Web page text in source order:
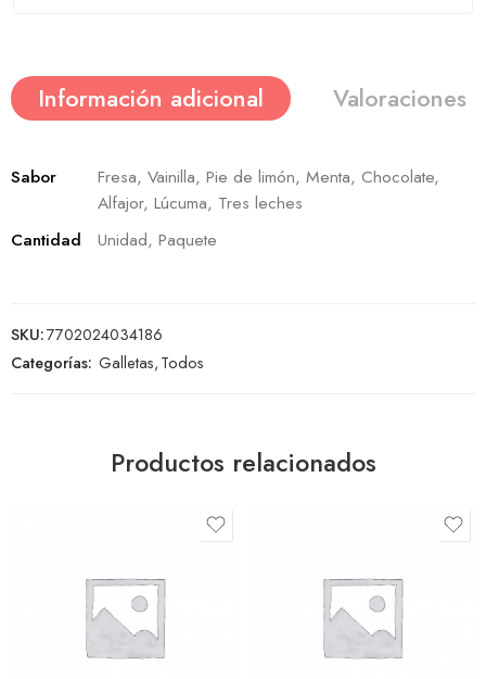
Información adicional Valoraciones
Sabor
Fresa, Vainilla, Pie de limón, Menta, Chocolate,
Alfajor, Lúcuma, Tres leches
Cantidad
Unidad, Paquete
SKU:7702024034186
Categorías: Galletas,Todos
Productos relacionados